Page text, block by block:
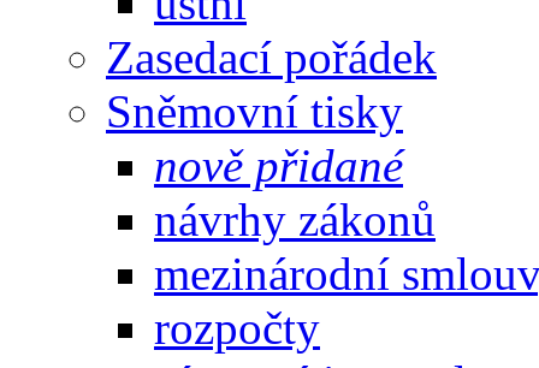
Zasedací pořádek
Sněmovní tisky
nově přidané
návrhy zákonů
mezinárodní
rozpočty